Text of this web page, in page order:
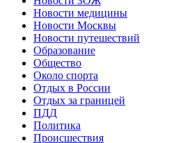
Новости медицины
Новости Москвы
Новости путешествий
Образование
Общество
Около спорта
Отдых в России
Отдых за границей
ПДД
Политика
Происшествия